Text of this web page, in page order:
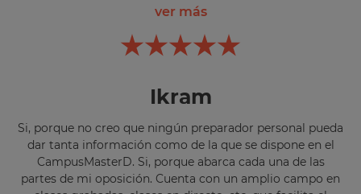
son mejores que las que presentan al inicio, puesto que a
encontrando con más información clasificada y ordenada
de tal forma que es muy sencillo el acceso a ella. Además,
fluida. El campus virtual es muy didáctico.
ver más
Ikram
Si, porque no creo que ningún preparador personal pueda
dar tanta información como de la que se dispone en el
CampusMasterD. Si, porque abarca cada una de las
partes de mi oposición. Cuenta con un amplio campo en